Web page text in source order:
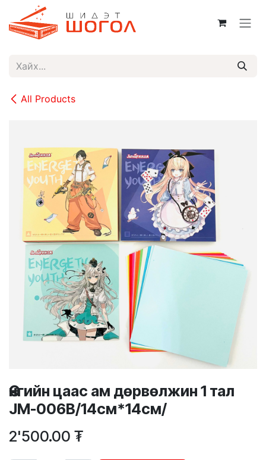
Skip to Content
All Products
Өнгийн цаас ам дөрвөлжин 1 тал
JM-006B/14см*14см/
2'500.00 ₮